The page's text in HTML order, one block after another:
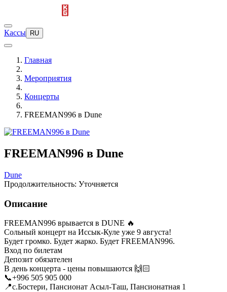
Кассы RU
Главная
Мероприятия
Концерты
FREEMAN996 в Dune
FREEMAN996 в Dune
Dune
Продолжительность: Уточняется
Описание
FREEMAN996 врывается в DUNE 🔥
Сольный концерт на Иссык-Куле уже 9 августа!
Будет громко. Будет жарко. Будет FREEMAN996.
Вход по билетам
Депозит обязателен
В день концерта - цены повышаются 🙌🏻
📞+996 505 905 000
📍с.Бостери, Пансионат Асыл-Таш, Пансионатная 1